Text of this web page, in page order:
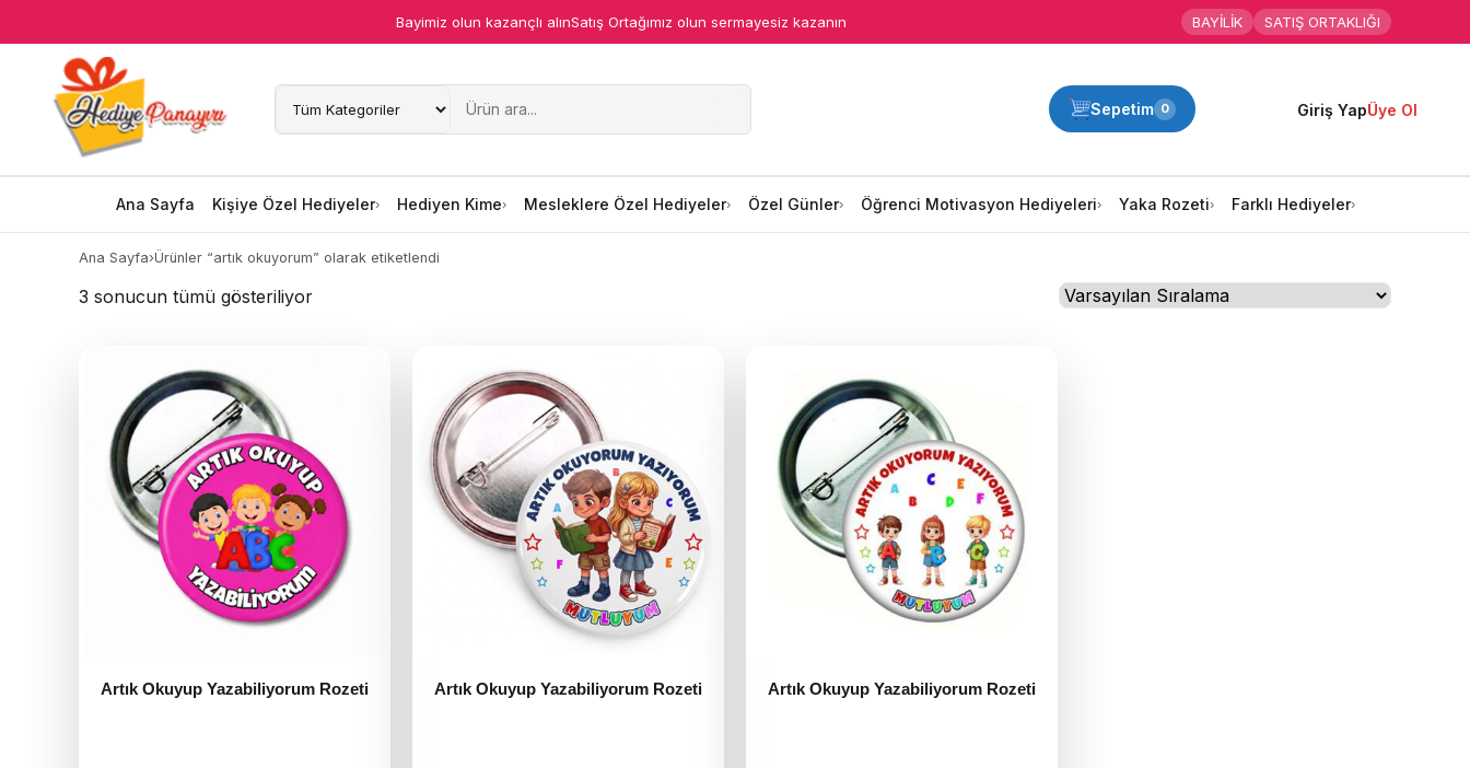
Bayimiz olun kazançlı alınSatış Ortağımız olun sermayesiz kazanın BAYİLİK SATIŞ ORTAKLIĞI
Sepetim 0 Giriş YapÜye Ol
Ana Sayfa Kişiye Özel Hediyeler Hediyen Kime Mesleklere Özel Hediyeler Özel Günler Öğrenci Motivasyon Hediyeleri Yaka Rozeti Farklı Hediyeler
Ana Sayfa
Kişiye Özel Hediyeler
Hediyen Kime
Mesleklere Özel Hediyeler
Öğrenci Motivasyon Hediyeleri
Yaka Rozeti
Farklı Hediyeler
Ana Sayfa›Ürünler “artık okuyorum” olarak etiketlendi
3 sonucun tümü gösteriliyor
Artık Okuyup Yazabiliyorum Rozeti Artık Okuyup Yazabiliyorum Rozeti Artık Okuyup Yazabiliyorum Rozeti